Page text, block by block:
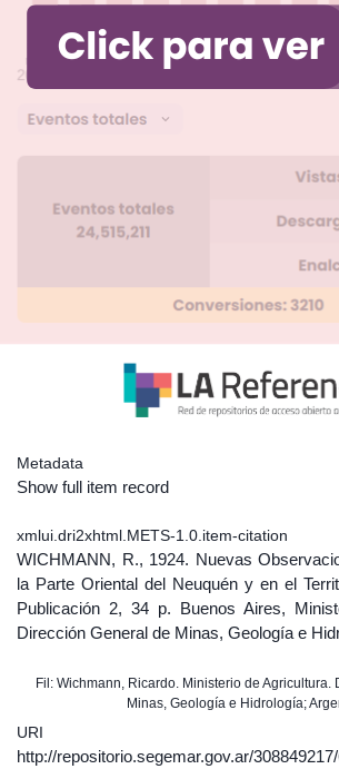
Metadata
Show full item record
xmlui.dri2xhtml.METS-1.0.item-citation
WICHMANN, R., 1924. Nuevas
la Parte Oriental del Neuquén y en el
Publicación 2, 34 p. Buenos Aires,
Dirección General de Minas, Geología e
Fil: Wichmann, Ricardo. Ministerio de Agricultura.
Minas, Geología e Hidrología;
URI
http://repositorio.segemar.gov.ar/